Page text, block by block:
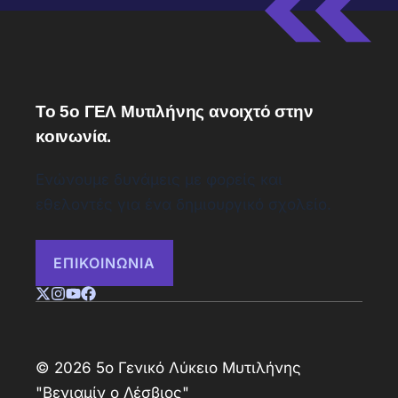
Το 5ο ΓΕΛ Μυτιλήνης ανοιχτό στην
κοινωνία.
Ενώνουμε δυνάμεις με φορείς και
εθελοντές για ένα δημιουργικό σχολείο.
ΕΠΙΚΟΙΝΩΝΙΑ
© 2026 5ο Γενικό Λύκειο Μυτιλήνης
"Βενιαμίν ο Λέσβιος"